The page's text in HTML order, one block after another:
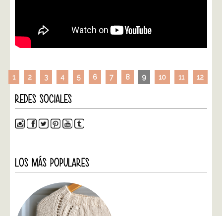
1 2 3 4 5 6 7 8 9 10 11 12
REDES SOCIALES
LOS MÁS POPULARES